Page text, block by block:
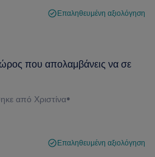
Επαληθευμένη αξιολόγηση
που απολαμβάνεις να σε
από Χριστίνα•
Επαληθευμένη αξιολόγηση